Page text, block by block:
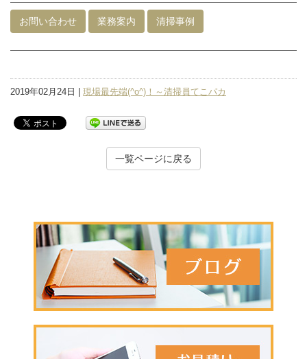
お問い合わせ 業務案内 清掃事例
2019年02月24日 | 現場最先端(^o^)！～清掃員てこパカ
一覧ページに戻る